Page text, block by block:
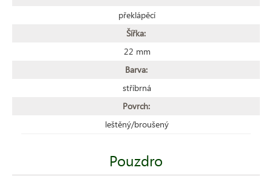
překlápěcí
Šířka:
22 mm
Barva:
stříbrná
Povrch:
leštěný/broušený
Pouzdro